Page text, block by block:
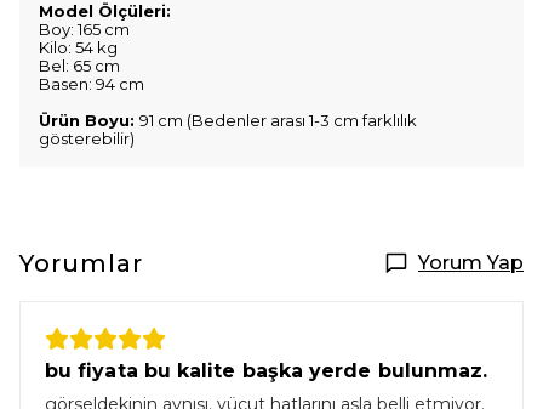
Model Ölçüleri:
Boy: 165 cm
Kilo: 54 kg
Bel: 65 cm
Basen: 94 cm
Ürün Boyu: 91 cm (Bedenler arası 1-3 cm farklılık
gösterebilir)
Yorumlar Yorum Yap
bu fiyata bu kalite başka yerde bulunmaz.
görseldekinin aynısı. vücut hatlarını asla belli etmiyor.